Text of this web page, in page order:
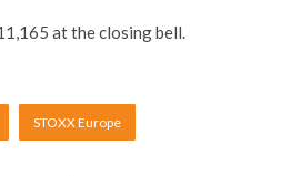
at the closing bell.
STOXX Europe